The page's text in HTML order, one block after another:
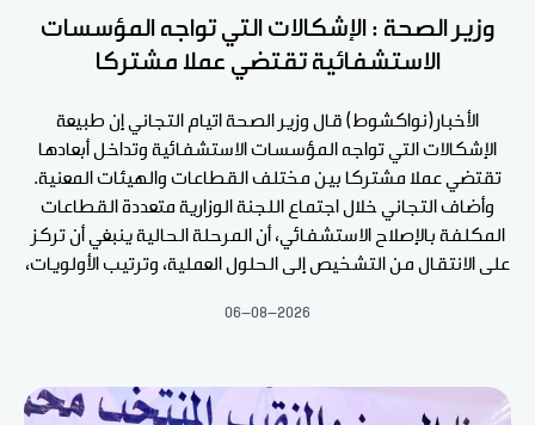
وزير الصحة : الإشكالات التي تواجه المؤسسات
الاستشفائية تقتضي عملا مشتركا
الأخبار(نواكشوط) قال وزير الصحة اتيام التجاني إن طبيعة
الإشكالات التي تواجه المؤسسات الاستشفائية وتداخل أبعادها
تقتضي عملا مشتركا بين مختلف القطاعات والهيئات المعنية.
وأضاف التجاني خلال اجتماع اللجنة الوزارية متعددة القطاعات
المكلفة بالإصلاح الاستشفائي، أن المرحلة الحالية ينبغي أن تركز
على الانتقال من التشخيص إلى الحلول العملية، وترتيب الأولويات،
06-08-2026